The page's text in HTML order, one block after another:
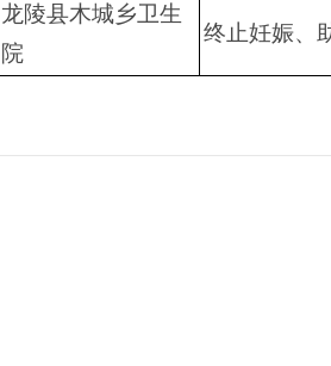
龙陵县木城乡卫生
院
终止妊娠、